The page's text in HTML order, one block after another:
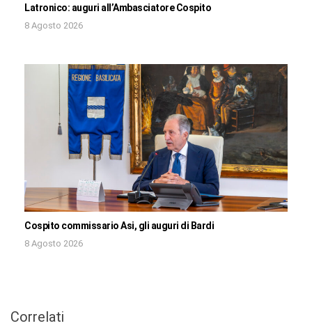
Latronico: auguri all’Ambasciatore Cospito
8 Agosto 2026
Cospito commissario Asi, gli auguri di Bardi
8 Agosto 2026
Correlati